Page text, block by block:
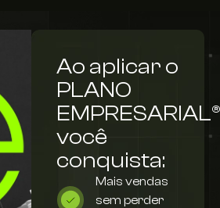
Ao aplicar o
PLANO
você
conquista:
Mais vendas
sem perder